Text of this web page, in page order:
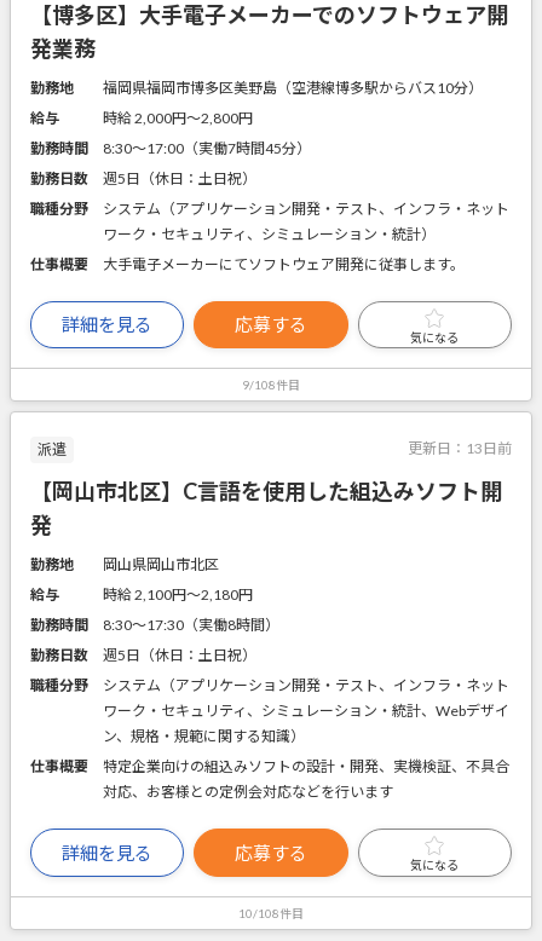
【博多区】大手電子メーカーでのソフトウェア開
発業務
勤務地
福岡県福岡市博多区美野島（空港線博多駅からバス10分）
給与
時給 2,000円〜2,800円
勤務時間
8:30～17:00（実働7時間45分）
勤務日数
週5日（休日：土日祝）
職種分野
システム（アプリケーション開発・テスト、インフラ・ネット
ワーク・セキュリティ、シミュレーション・統計）
仕事概要
大手電子メーカーにてソフトウェア開発に従事します。
詳細を見る 応募する
気になる
9/108件目
派遣 更新日： 13日前
【岡山市北区】C言語を使用した組込みソフト開
発
勤務地
岡山県岡山市北区
給与
時給 2,100円〜2,180円
勤務時間
8:30～17:30（実働8時間）
勤務日数
週5日（休日：土日祝）
職種分野
システム（アプリケーション開発・テスト、インフラ・ネット
ワーク・セキュリティ、シミュレーション・統計、Webデザイ
ン、規格・規範に関する知識）
仕事概要
特定企業向けの組込みソフトの設計・開発、実機検証、不具合
対応、お客様との定例会対応などを行います
詳細を見る 応募する
気になる
10/108件目